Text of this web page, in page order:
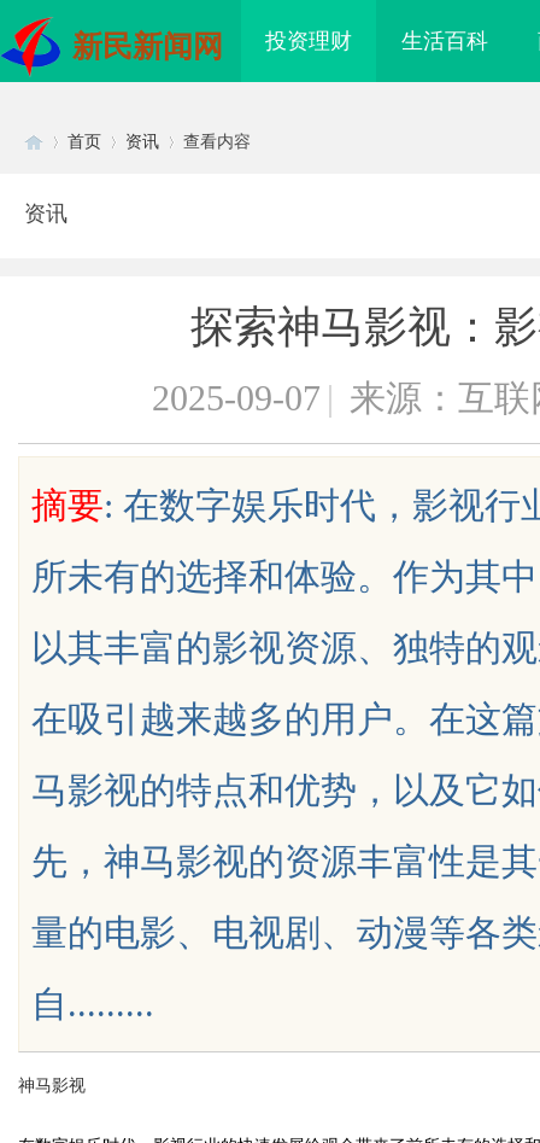
新民新闻网 投资理财 生活百科
uz
首页 资讯 查看内容
资讯
探索神马影视：
2025-09-07 | 来源：互联
摘要: 在数字娱乐时代，影视行
所未有的选择和体验。作为其
以其丰富的影视资源、独特的
在吸引越来越多的用户。在这
马影视的特点和优势，以及它
先，神马影视的资源丰富性是
量的电影、电视剧、动漫等各
自.........
神马影视
他免费派单？ 传统中小企业怎么靠GEO让AI
荐你？